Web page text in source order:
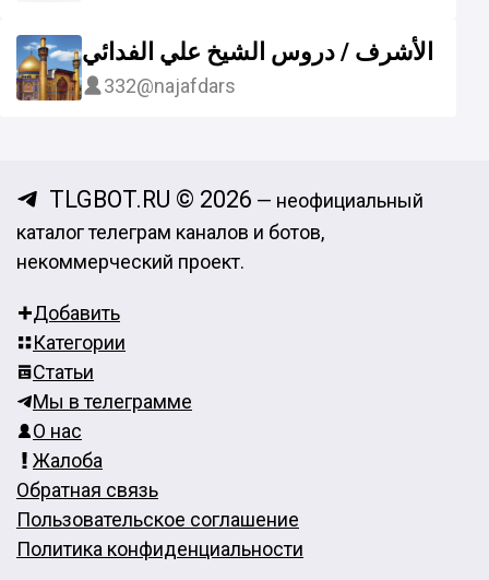
الأشرف / دروس الشيخ علي الفدائي
332@najafdars
TLGBOT.RU © 2026 — неофициальный
каталог телеграм каналов и ботов,
некоммерческий проект.
Добавить
Категории
Статьи
Мы в телеграмме
О нас
Жалоба
Обратная связь
Пользовательское соглашение
Политика конфиденциальности